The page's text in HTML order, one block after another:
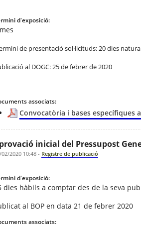
d'exposició:
de presentació sol·licituds: 20 dies
al DOGC: 25 de febrer de 2020
associats:
Convocatòria i bases
inicial del Pressupost
02/2020 10:48- Registre de publicació
d'exposició:
dies hàbils a comptar des de la seva
al BOP en data 21 de febrer 2020
associats: